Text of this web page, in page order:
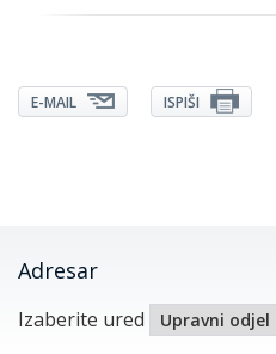
E-MAIL ISPIŠI
Adresar
Izaberite ured